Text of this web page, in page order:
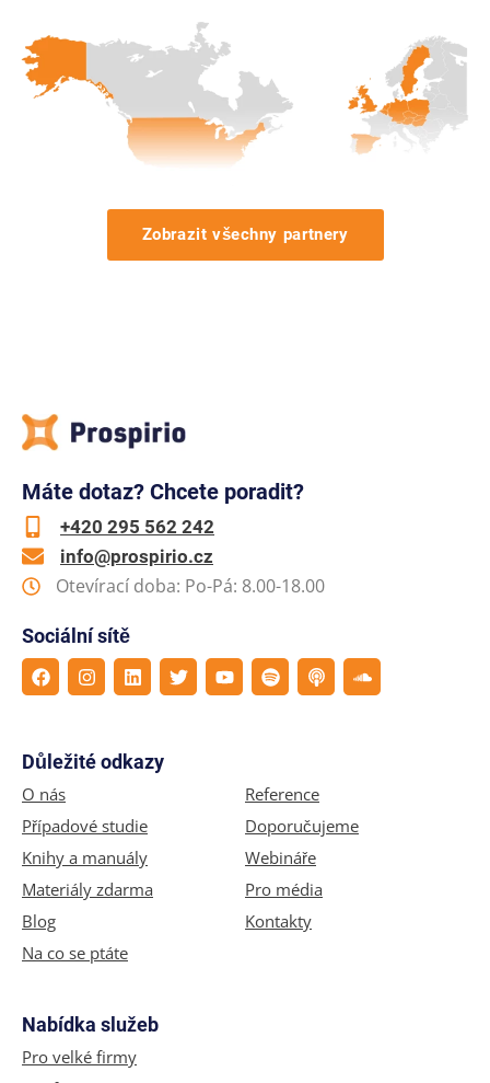
Zobrazit všechny partnery
Máte dotaz? Chcete poradit?
+420 295 562 242
info@prospirio.cz
Otevírací doba: Po-Pá: 8.00-18.00
Sociální sítě
Důležité odkazy
O nás
Případové studie
Knihy a manuály
Materiály zdarma
Blog
Na co se ptáte
Reference
Doporučujeme
Webináře
Pro média
Kontakty
Nabídka služeb
Pro velké firmy